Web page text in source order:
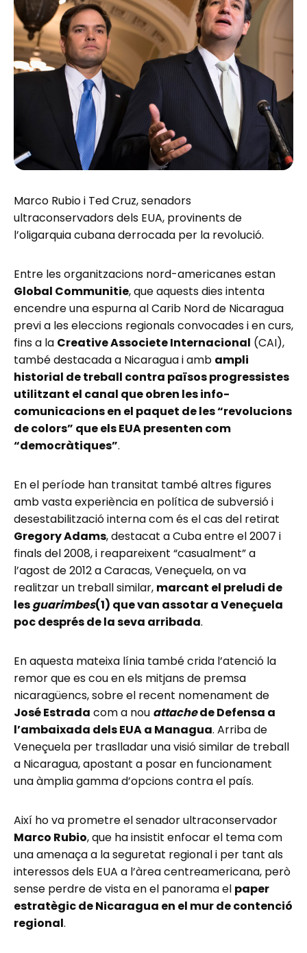
Marco Rubio i Ted Cruz, senadors
ultraconservadors dels EUA, provinents de
l’oligarquia cubana derrocada per la revolució.
Entre les organitzacions nord-americanes estan
Global Communitie, que aquests dies intenta
encendre una espurna al Carib Nord de Nicaragua
previ a les eleccions regionals convocades i en curs,
fins a la Creative Associete Internacional (CAI),
també destacada a Nicaragua i amb ampli
historial de treball contra països progressistes
utilitzant el canal que obren les info-
comunicacions en el paquet de les “revolucions
de colors” que els EUA presenten com
“democràtiques”.
En el període han transitat també altres figures
amb vasta experiència en política de subversió i
desestabilització interna com és el cas del retirat
Gregory Adams, destacat a Cuba entre el 2007 i
finals del 2008, i reapareixent “casualment” a
l’agost de 2012 a Caracas, Veneçuela, on va
realitzar un treball similar, marcant el preludi de
lesguarimbes(1) que van assotar a Veneçuela
poc després de la seva arribada.
En aquesta mateixa línia també crida l’atenció la
remor que es cou en els mitjans de premsa
nicaragüencs, sobre el recent nomenament de
José Estrada com a nou attachede Defensa a
l’ambaixada dels EUA a Managua. Arriba de
Veneçuela per traslladar una visió similar de treball
a Nicaragua, apostant a posar en funcionament
una àmplia gamma d’opcions contra el país.
Així ho va prometre el senador ultraconservador
Marco Rubio, que ha insistit enfocar el tema com
una amenaça a la seguretat regional i per tant als
interessos dels EUA a l’àrea centreamericana, però
sense perdre de vista en el panorama el paper
estratègic de Nicaragua en el mur de contenció
regional.